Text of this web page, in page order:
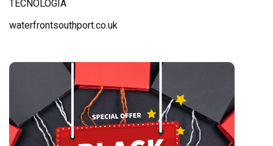
TECNOLOGÍA
waterfrontsouthport.co.uk